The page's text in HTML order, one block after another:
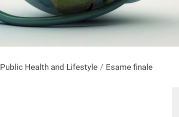
Public Health and Lifestyle Esame finale